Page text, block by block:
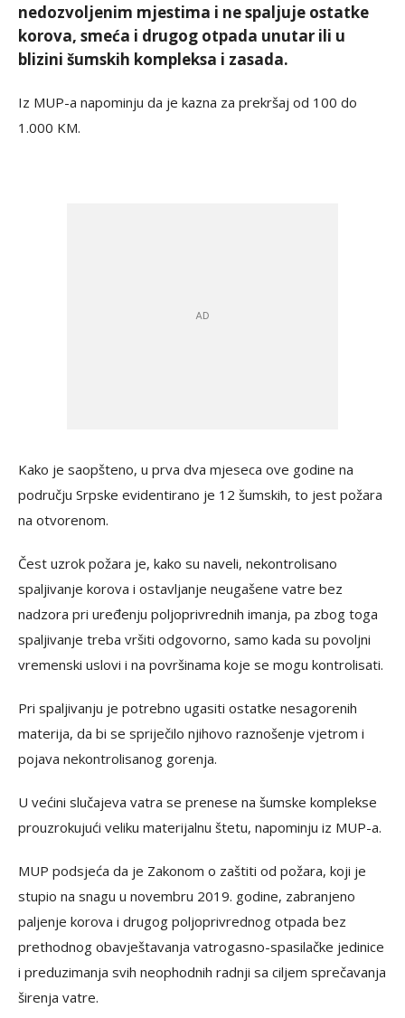
nedozvoljenim mjestima i ne spaljuje ostatke
korova, smeća i drugog otpada unutar ili u
blizini šumskih kompleksa i zasada.
Iz MUP-a napominju da je kazna za prekršaj od 100 do
1.000 KM.
Kako je saopšteno, u prva dva mjeseca ove godine na
području Srpske evidentirano je 12 šumskih, to jest požara
na otvorenom.
Čest uzrok požara je, kako su naveli, nekontrolisano
spaljivanje korova i ostavljanje neugašene vatre bez
nadzora pri uređenju poljoprivrednih imanja, pa zbog toga
spaljivanje treba vršiti odgovorno, samo kada su povoljni
vremenski uslovi i na površinama koje se mogu kontrolisati.
Pri spaljivanju je potrebno ugasiti ostatke nesagorenih
materija, da bi se spriječilo njihovo raznošenje vjetrom i
pojava nekontrolisanog gorenja.
U većini slučajeva vatra se prenese na šumske komplekse
prouzrokujući veliku materijalnu štetu, napominju iz MUP-a.
MUP podsjeća da je Zakonom o zaštiti od požara, koji je
stupio na snagu u novembru 2019. godine, zabranjeno
paljenje korova i drugog poljoprivrednog otpada bez
prethodnog obavještavanja vatrogasno-spasilačke jedinice
i preduzimanja svih neophodnih radnji sa ciljem sprečavanja
širenja vatre.